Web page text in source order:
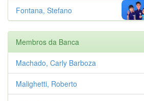
Fontana, Stefano
Membros da Banca
Machado, Carly Barboza
Malighetti, Roberto